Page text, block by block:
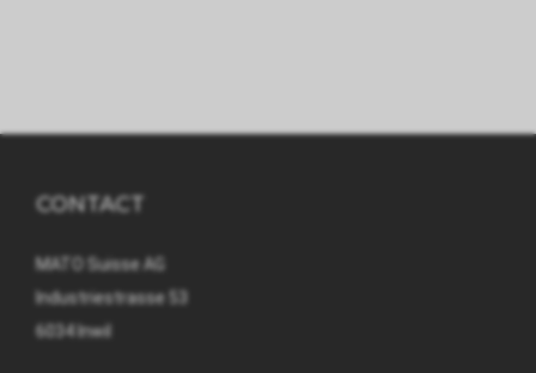
CONTACT
MATO Suisse AG
Industriestrasse 53
6034 Inwil